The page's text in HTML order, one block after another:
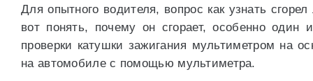
Для опытного водителя, вопрос как узнать
вот понять, почему он сгорает, особенно
проверки катушки зажигания мультиметром на
на автомобиле с помощью мультиметра.